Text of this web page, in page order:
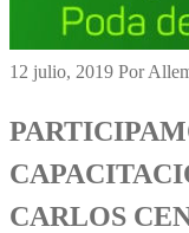
12 julio, 2019 Por
CARLOS